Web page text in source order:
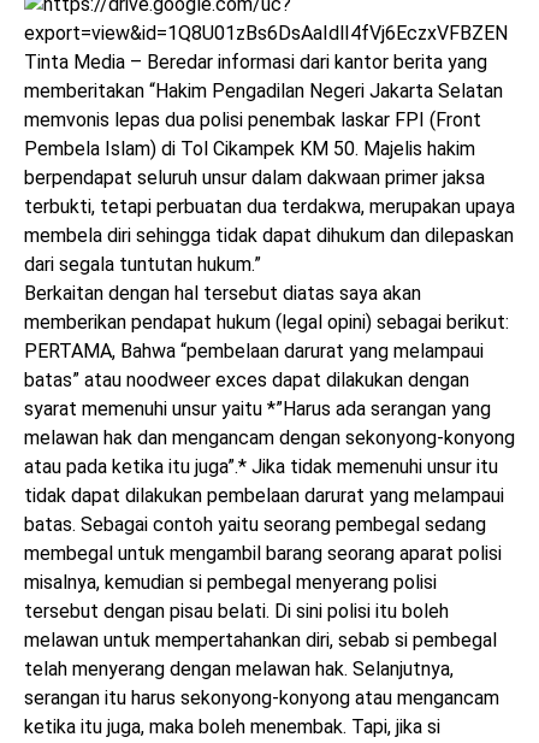
Tinta Media – Beredar informasi dari kantor berita yang
memberitakan “Hakim Pengadilan Negeri Jakarta Selatan
memvonis lepas dua polisi penembak laskar FPI (Front
Pembela Islam) di Tol Cikampek KM 50. Majelis hakim
berpendapat seluruh unsur dalam dakwaan primer jaksa
terbukti, tetapi perbuatan dua terdakwa, merupakan upaya
membela diri sehingga tidak dapat dihukum dan dilepaskan
dari segala tuntutan hukum.”
Berkaitan dengan hal tersebut diatas saya akan
memberikan pendapat hukum (legal opini) sebagai berikut:
PERTAMA, Bahwa “pembelaan darurat yang melampaui
batas” atau noodweer exces dapat dilakukan dengan
syarat memenuhi unsur yaitu *”Harus ada serangan yang
melawan hak dan mengancam dengan sekonyong-konyong
atau pada ketika itu juga”.* Jika tidak memenuhi unsur itu
tidak dapat dilakukan pembelaan darurat yang melampaui
batas. Sebagai contoh yaitu seorang pembegal sedang
membegal untuk mengambil barang seorang aparat polisi
misalnya, kemudian si pembegal menyerang polisi
tersebut dengan pisau belati. Di sini polisi itu boleh
melawan untuk mempertahankan diri, sebab si pembegal
telah menyerang dengan melawan hak. Selanjutnya,
serangan itu harus sekonyong-konyong atau mengancam
ketika itu juga, maka boleh menembak. Tapi, jika si